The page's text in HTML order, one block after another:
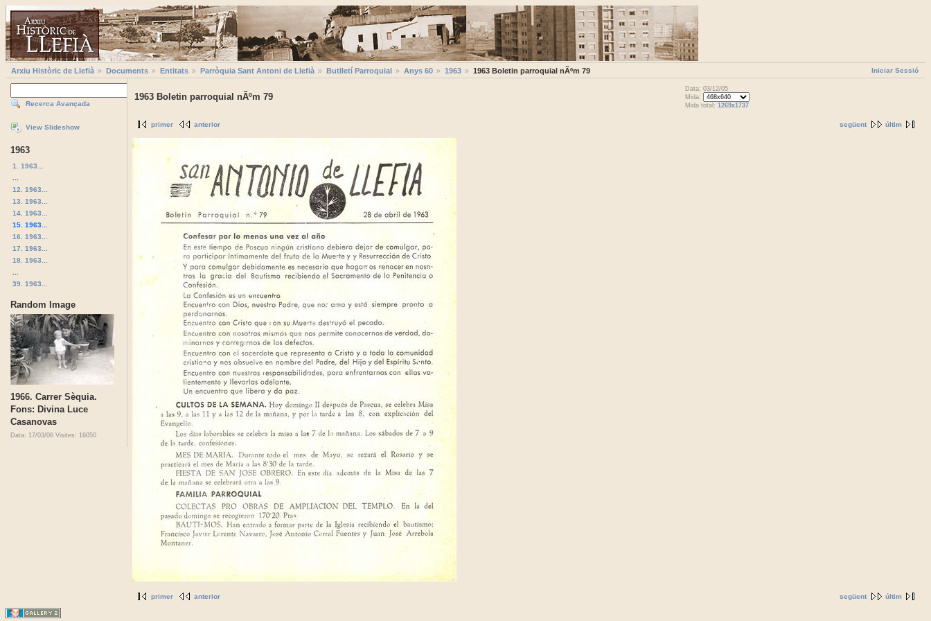
Iniciar Sessió
Arxiu Històric de Llefià Documents Entitats Parròquia Sant Antoni de Llefià Butlletí Parroquial Anys 60 1963 1963 Boletin parroquial nÃºm 79
Recerca Avançada
View Slideshow
1963
1. 1963...
12. 1963...
13. 1963...
14. 1963...
15. 1963...
16. 1963...
17. 1963...
18. 1963...
39. 1963...
Random Image
1966. Carrer Sèquia.
Fons: Divina Luce
Casanovas
Data: 17/03/06 Visites: 16050
1963 Boletin parroquial nÃºm 79
Data: 03/12/05
Mida:
Mida total: 1269x1737
següent últim
primer anterior
següent últim
primer anterior